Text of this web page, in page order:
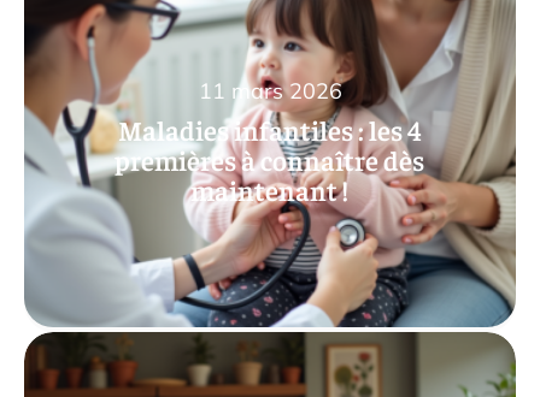
Maladies infantiles : les 4
premières à connaître dès
maintenant !
11 mars 2026